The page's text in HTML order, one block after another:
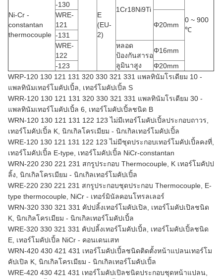
Ni-Cr -
constantan
thermocouple
E
(EU-
2)
1Cr18Ni9Ti
0 ~ 900
℃
-130
WRE-
121
Φ20mm
-131
WRE-
122
หลอด
ป้องกันสารอ
ลูมินาสูง
Φ16mm
-123
Φ20mm
WRP-120 130 121 131 320 330 321 331 แพลทินัมโรเดียม 10 -
แพลทินัมเทอร์โมคัปเปิ้ล, เทอร์โมคัปเปิ้ล S
WRR-120 130 121 131 320 330 321 331 แพลทินัมโรเดียม 30 -
แพลทินัมเทอร์โมคัปเปิ้ล 6, เทอร์โมคัปเปิ้ลชนิด B
WRN-120 130 121 131 122 123 ไม่มีเทอร์โมคัปเปิ้ลประกอบถาวร,
เทอร์โมคัปเปิ้ล K, นิกเกิลโครเมียม - นิกเกิลเทอร์โมคัปเปิ้ล
WRE-120 130 121 131 122 123 ไม่มีชุดประกอบเทอร์โมคัปเปิ้ลคงที่,
เทอร์โมคัปเปิ้ล E-type, เทอร์โมคัปเปิ้ล NiCr-constantan
WRN-220 230 221 231 สกรูประกอบ Thermocouple, K เทอร์โมคัปป
ลิ้ง, นิกเกิลโครเมียม - นิกเกิลเทอร์โมคัปเปิ้ล
WRE-220 230 221 231 สกรูประกอบชุดประกอบ Thermocouple, E-
type thermocouple, NiCr - เทอร์มินัลคอนโทรลเลอร์
WRN-320 330 321 331 คัปปลิ้งเทอร์โมคัปเปิล, เทอร์โมคัปเปิลชนิด
K, นิกเกิลโครเมียม - นิกเกิลเทอร์โมคัปเปิ้ล
WRE-320 330 321 331 คัปปลิ้งเทอร์โมคัปเปิ้ล, เทอร์โมคัปเปิ้ลชนิด
E, เทอร์โมคัปเปิ้ล NiCr - คอนเดนเสท
WRN-420 430 421 431 เทอร์โมคัปเปิ้ลชนิดติดตั้งหน้าแปลนเทอร์โม
คัปเปิล K, นิกเกิลโครเมียม - นิกเกิลเทอร์โมคัปเปิ้ล
WRE-420 430 421 431 เทอร์โมคัปเปิลชนิดประกอบชุดหน้าแปลน,